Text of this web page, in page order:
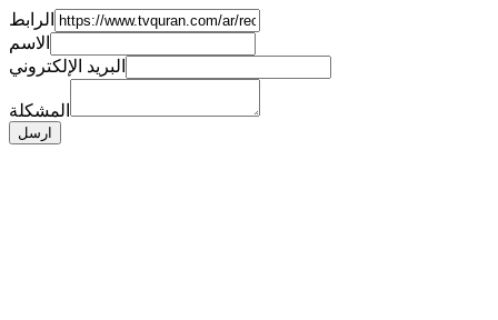
الرابط
الاسم
البريد الإلكتروني
المشكلة
ارسل